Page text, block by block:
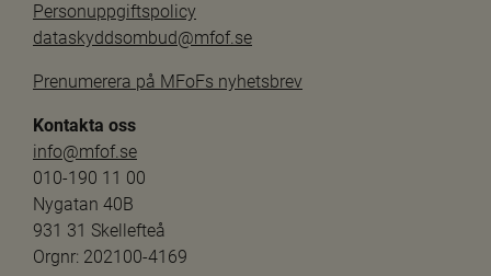
Personuppgiftspolicy
dataskyddsombud@mfof.se
Prenumerera på MFoFs nyhetsbrev
Kontakta oss
info@mfof.se
010-190 11 00
Nygatan 40B
931 31 Skellefteå
Orgnr: 202100-4169